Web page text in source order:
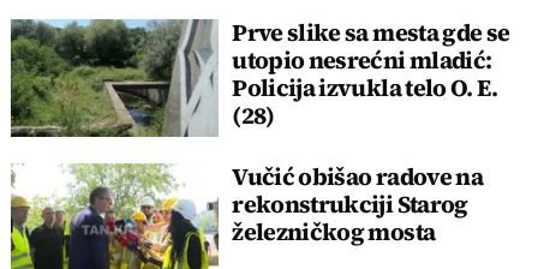
Prve slike sa mesta gde se
utopio nesrećni mladić:
Policija izvukla telo O. E.
(28)
Vučić obišao radove na
rekonstrukciji Starog
železničkog mosta